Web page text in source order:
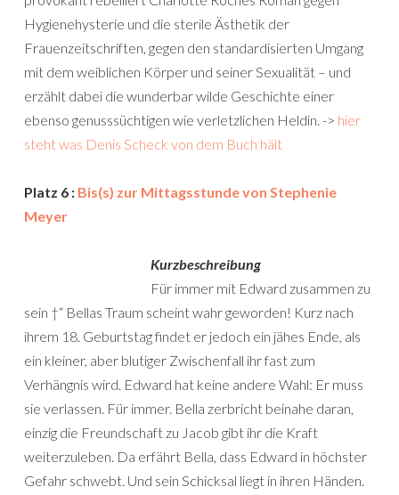
Hygienehysterie und die sterile Ästhetik der
Frauenzeitschriften, gegen den standardisierten Umgang
mit dem weiblichen Körper und seiner Sexualität – und
erzählt dabei die wunderbar wilde Geschichte einer
ebenso genusssüchtigen wie verletzlichen Heldin. -> hier
steht was Denis Scheck von dem Buch hält
Platz 6 : Bis(s) zur Mittagsstunde von Stephenie
Meyer
Kurzbeschreibung
Für immer mit Edward zusammen zu
sein †“ Bellas Traum scheint wahr geworden! Kurz nach
ihrem 18. Geburtstag findet er jedoch ein jähes Ende, als
ein kleiner, aber blutiger Zwischenfall ihr fast zum
Verhängnis wird. Edward hat keine andere Wahl: Er muss
sie verlassen. Für immer. Bella zerbricht beinahe daran,
einzig die Freundschaft zu Jacob gibt ihr die Kraft
weiterzuleben. Da erfährt Bella, dass Edward in höchster
Gefahr schwebt. Und sein Schicksal liegt in ihren Händen.